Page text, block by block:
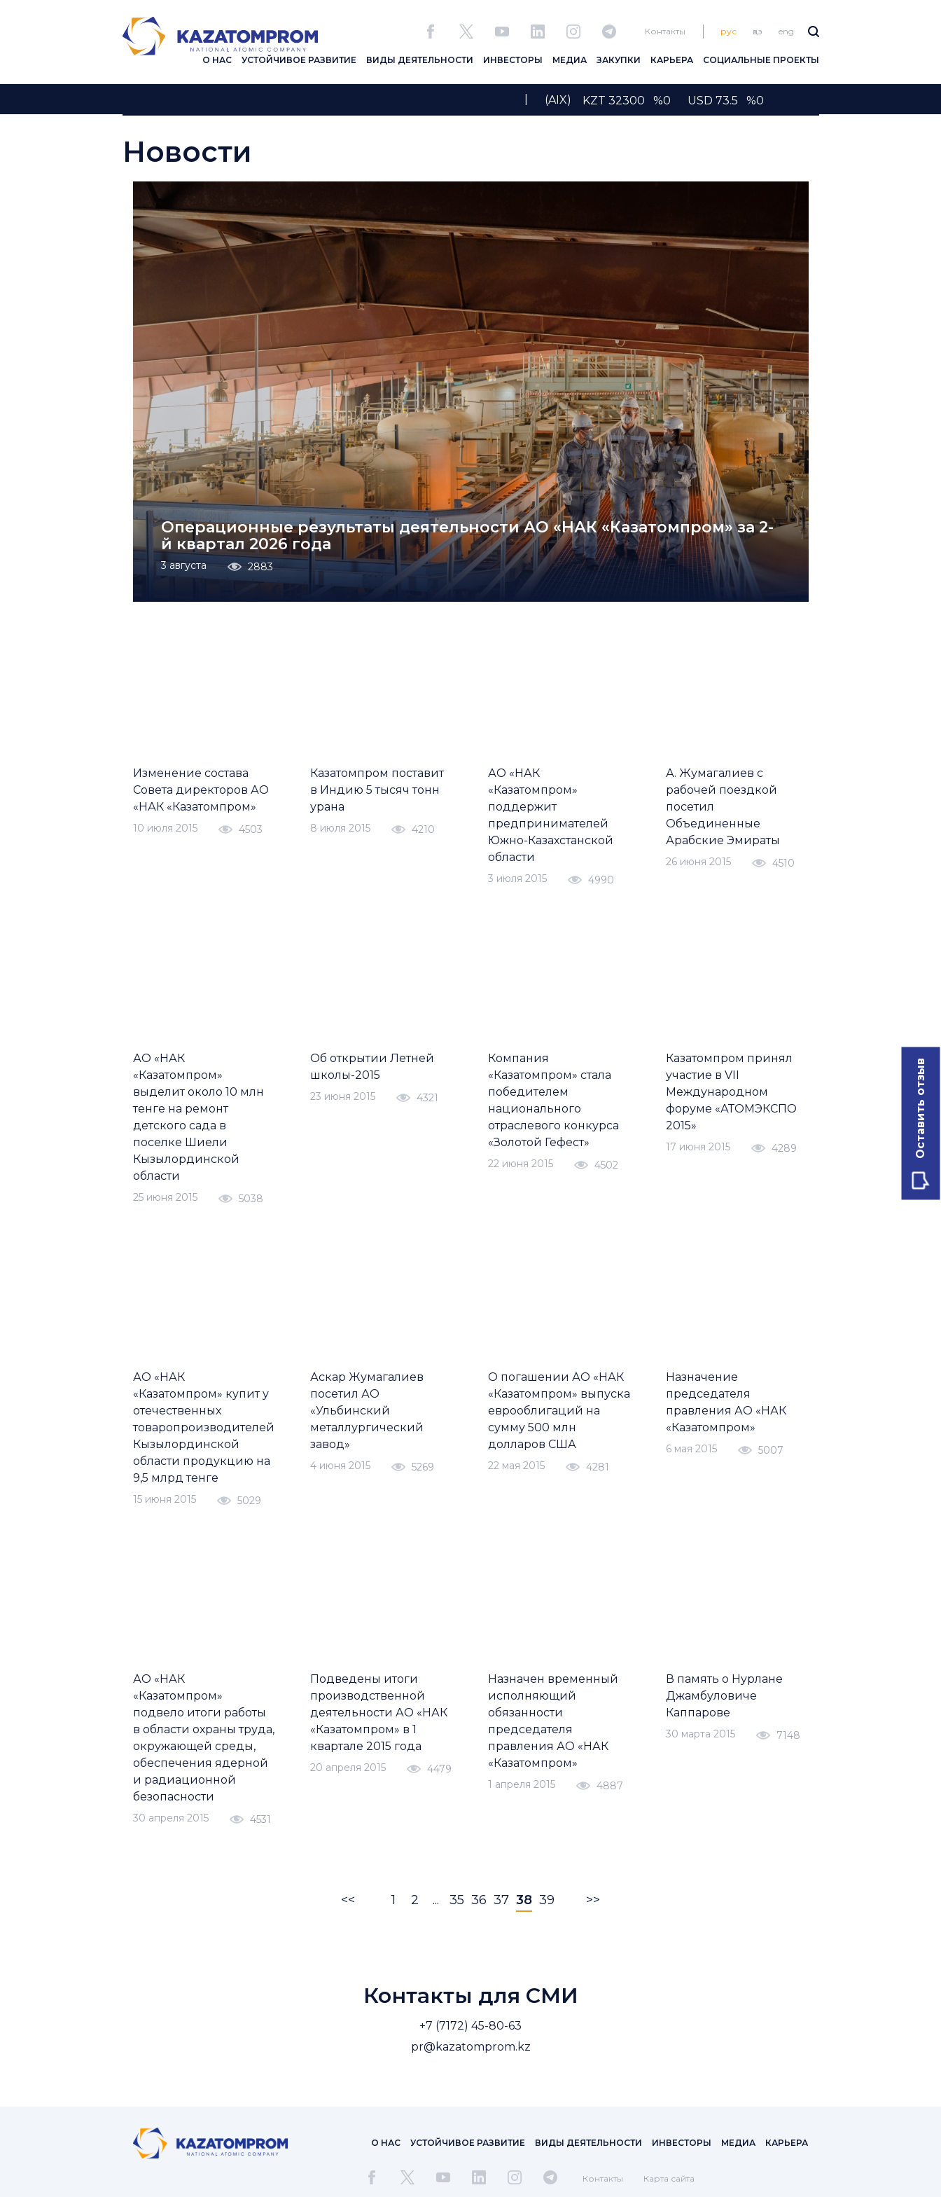
Контакты рус қаз eng
О НАС УСТОЙЧИВОЕ РАЗВИТИЕ ВИДЫ ДЕЯТЕЛЬНОСТИ ИНВЕСТОРЫ МЕДИА ЗАКУПКИ КАРЬЕРА СОЦИАЛЬНЫЕ ПРОЕКТЫ
(AIX) KZT 32300 %0 USD 73.5 %0
Новости
Операционные результаты деятельности АО «НАК «Казатомпром» за 2-
й квартал 2026 года
3 августа 2883
Изменение состава
Совета директоров АО
«НАК «Казатомпром»
10 июля 2015 4503
Казатомпром поставит
в Индию 5 тысяч тонн
урана
8 июля 2015 4210
АО «НАК
«Казатомпром»
поддержит
предпринимателей
Южно-Казахстанской
области
3 июля 2015 4990
А. Жумагалиев с
рабочей поездкой
посетил
Объединенные
Арабские Эмираты
26 июня 2015 4510
АО «НАК
«Казатомпром»
выделит около 10 млн
тенге на ремонт
детского сада в
поселке Шиели
Кызылординской
области
25 июня 2015 5038
Об открытии Летней
школы-2015
23 июня 2015 4321
Компания
«Казатомпром» стала
победителем
национального
отраслевого конкурса
«Золотой Гефест»
22 июня 2015 4502
Казатомпром принял
участие в VII
Международном
форуме «АТОМЭКСПО
2015»
17 июня 2015 4289
АО «НАК
«Казатомпром» купит у
отечественных
товаропроизводителей
Кызылординской
области продукцию на
9,5 млрд тенге
15 июня 2015 5029
Аскар Жумагалиев
посетил АО
«Ульбинский
металлургический
завод»
4 июня 2015 5269
О погашении АО «НАК
«Казатомпром» выпуска
еврооблигаций на
сумму 500 млн
долларов США
22 мая 2015 4281
Назначение
председателя
правления АО «НАК
«Казатомпром»
6 мая 2015 5007
АО «НАК
«Казатомпром»
подвело итоги работы
в области охраны труда,
окружающей среды,
обеспечения ядерной
и радиационной
безопасности
30 апреля 2015 4531
Подведены итоги
производственной
деятельности АО «НАК
«Казатомпром» в 1
квартале 2015 года
20 апреля 2015 4479
Назначен временный
исполняющий
обязанности
председателя
правления АО «НАК
«Казатомпром»
1 апреля 2015 4887
В память о Нурлане
Джамбуловиче
Каппарове
30 марта 2015 7148
<< 1 2 ... 35 36 37 38 39 >>
Контакты для СМИ
+7 (7172) 45-80-63
pr@kazatomprom.kz
О НАС УСТОЙЧИВОЕ РАЗВИТИЕ ВИДЫ ДЕЯТЕЛЬНОСТИ ИНВЕСТОРЫ МЕДИА КАРЬЕРА
Контакты Карта сайта
Оставить отзыв